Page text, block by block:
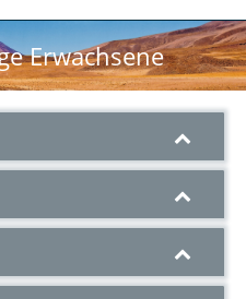
Erwachsene